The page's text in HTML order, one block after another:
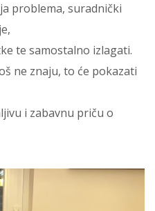
problema, suradnički
te samostalno izlagati.
ne znaju, to će pokazati
i zabavnu priču o